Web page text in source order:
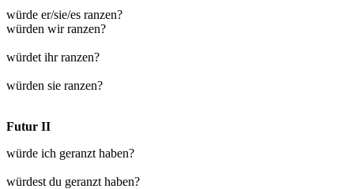
würde er/sie/es ranzen?
würden wir ranzen?
würdet ihr ranzen?
würden sie ranzen?
Futur II
würde ich geranzt haben?
würdest du geranzt haben?